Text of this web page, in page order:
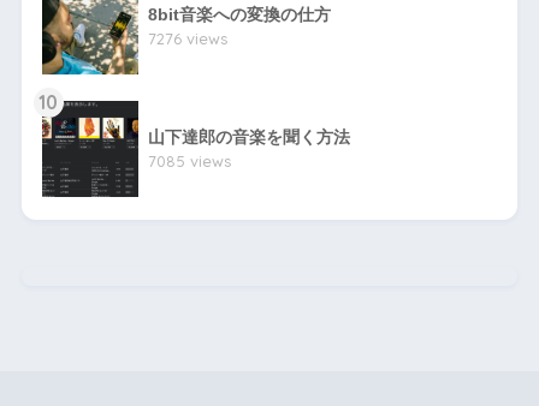
8bit音楽への変換の仕方
7276 views
10
山下達郎の音楽を聞く方法
7085 views